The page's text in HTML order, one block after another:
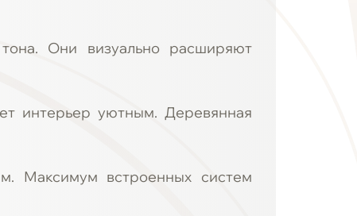
Они визуально расширяют
интерьер уютным. Деревянная
Максимум встроенных систем